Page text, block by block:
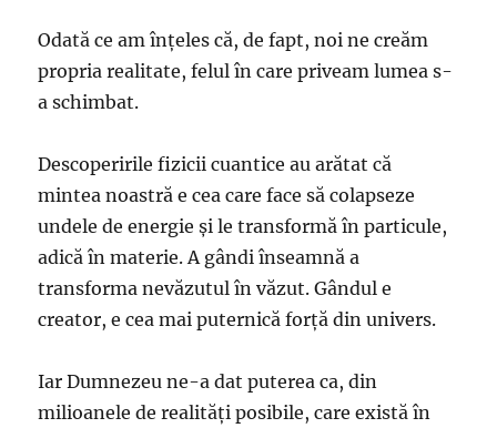
Odată ce am înţeles că, de fapt, noi ne creăm
propria reali­tate, felul în care pri­veam lumea s-
a schimbat.
Descoperirile fizi­cii cuantice au arătat că
mintea noastră e cea care face să colap­seze
undele de energie şi le trans­formă în parti­cule,
adică în materie. A gândi înseamnă a
transforma nevăzutul în văzut. Gândul e
creator, e cea mai puternică forţă din uni­vers.
Iar Dumnezeu ne-a dat puterea ca, din
milioanele de realităţi posibile, care există în